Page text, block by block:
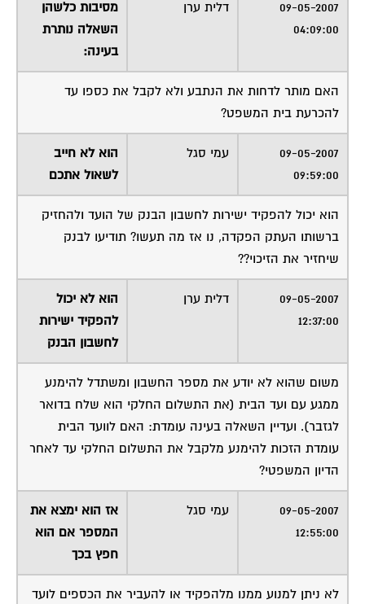
09-05-2007
04:09:00
דלית ערן
מסיבות כלשהן
השאלה נותרת
בעינה:
האם מותר לדחות את הנתבע ולא לקבל את כספו עד
להכרעת בית המשפט?
09-05-2007
09:59:00
עמי סגל
הוא לא חייב
לשאול אתכם
הוא יכול להפקיד ישירות לחשבון הבנק של הועד ולהחזיק
ברשותו העתק הפקדה, נו אז מה תעשו? תודיעו לבנק
שיחזיר את הזיכוי??
09-05-2007
12:37:00
דלית ערן
הוא לא יכול
להפקיד ישירות
לחשבון הבנק
משום שהוא לא יודע את מספר החשבון ומשתדל להימנע
ממגע עם ועד הבית (את התשלום החלקי הוא שלח בדואר
לגזבר). ועדיין השאלה בעינה עומדת: האם לוועד הבית
עומדת הזכות להימנע מלקבל את התשלום החלקי עד לאחר
הדיון המשפטי?
09-05-2007
12:55:00
עמי סגל
אז הוא ימצא את
המספר אם הוא
חפץ בכך
לא ניתן למנוע ממנו מלהפקיד או להעביר את הכספים לועד